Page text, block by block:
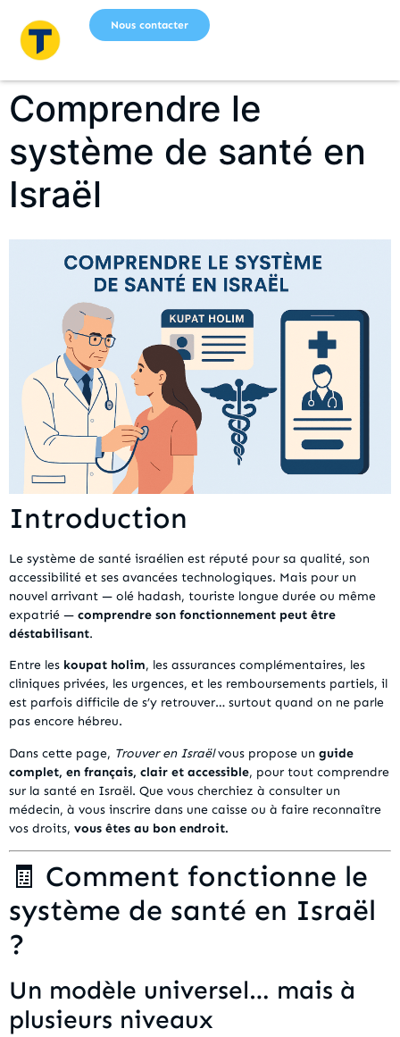
Nous contacter
Comprendre le
système de santé en
Israël
Introduction
Le système de santé israélien est réputé pour sa qualité, son
accessibilité et ses avancées technologiques. Mais pour un
nouvel arrivant — olé hadash, touriste longue durée ou même
expatrié — comprendre son fonctionnement peut être
déstabilisant.
Entre les koupat holim, les assurances complémentaires, les
cliniques privées, les urgences, et les remboursements partiels, il
est parfois difficile de s’y retrouver… surtout quand on ne parle
pas encore hébreu.
Dans cette page, Trouver en Israëlvous propose un guide
complet, en français, clair et accessible, pour tout comprendre
sur la santé en Israël. Que vous cherchiez à consulter un
médecin, à vous inscrire dans une caisse ou à faire reconnaître
vos droits, vous êtes au bon endroit.
🧾 Comment fonctionne le
système de santé en Israël
?
Un modèle universel… mais à
plusieurs niveaux